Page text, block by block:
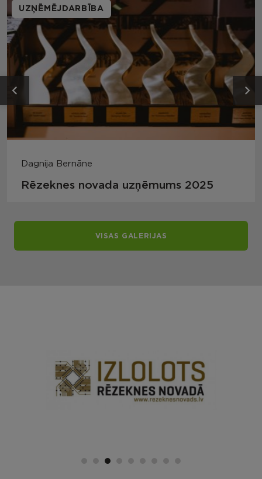
UZŅĒMĒJDARBĪBA
Dagnija Bernāne
Rēzeknes novada uzņēmums 2025
VISAS GALERIJAS